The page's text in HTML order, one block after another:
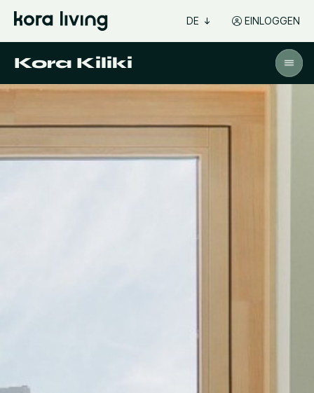
DE EINLOGGEN
Kora Kiliki